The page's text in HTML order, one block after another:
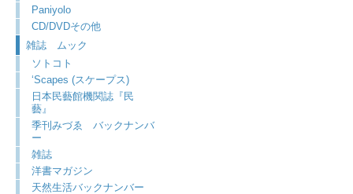
Paniyolo
CD/DVDその他
雑誌 ムック
ソトコト
‘Scapes (スケープス)
日本民藝館機関誌『民
藝』
季刊みづゑ バックナンバ
ー
雑誌
洋書マガジン
天然生活バックナンバー